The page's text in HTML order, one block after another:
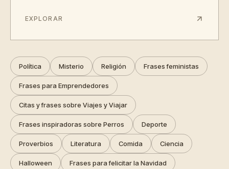
EXPLORAR
Política Misterio Religión Frases feministas
Frases para Emprendedores
Citas y frases sobre Viajes y Viajar
Frases inspiradoras sobre Perros Deporte
Proverbios Literatura Comida Ciencia
Halloween Frases para felicitar la Navidad